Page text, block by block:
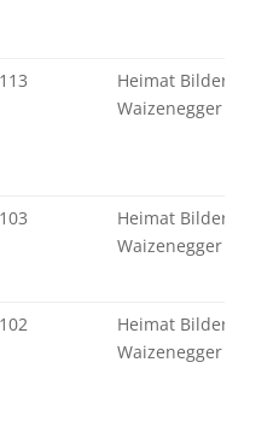
Heimat Bilder -
Waizenegger
Heimat Bilder -
Waizenegger
Heimat Bilder -
Waizenegger